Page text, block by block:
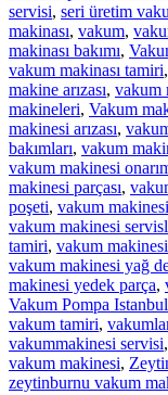
servisi, seri üretim
makinası, vakum,
makinası bakımı,
vakum makinası tamiri,
makine arızası, vakum
makineleri, Vakum
makinesi arızası,
bakımları, vakum
vakum makinesi
makinesi parçası,
poşeti, vakum
vakum makinesi
tamiri, vakum
vakum makinesi yağ
makinesi yedek parça,
Vakum Pompa Istanbul
vakum tamiri,
vakummakinesi servisi,
vakum makinesi,
zeytinburnu vakum